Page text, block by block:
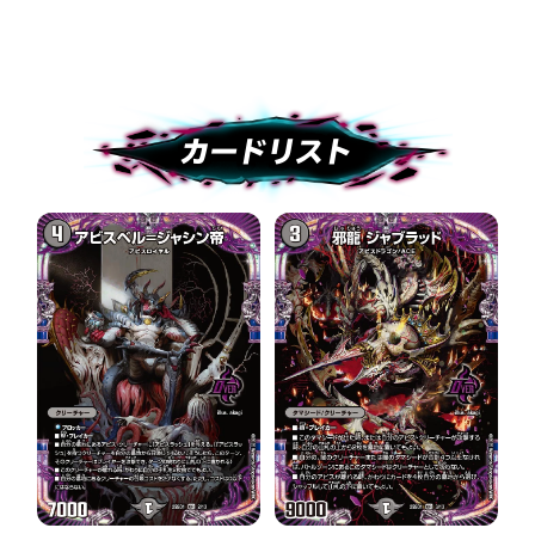
カードリスト